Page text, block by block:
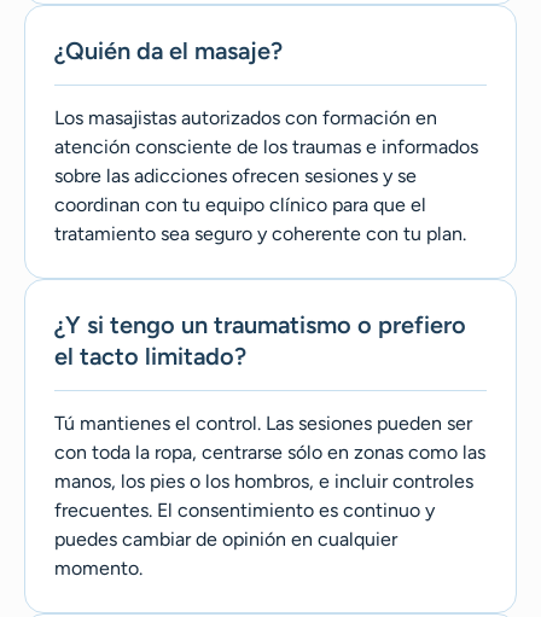
¿Quién da el masaje?
Los masajistas autorizados con formación en
atención consciente de los traumas e informados
sobre las adicciones ofrecen sesiones y se
coordinan con tu equipo clínico para que el
tratamiento sea seguro y coherente con tu plan.
¿Y si tengo un traumatismo o prefiero
el tacto limitado?
Tú mantienes el control. Las sesiones pueden ser
con toda la ropa, centrarse sólo en zonas como las
manos, los pies o los hombros, e incluir controles
frecuentes. El consentimiento es continuo y
puedes cambiar de opinión en cualquier
momento.